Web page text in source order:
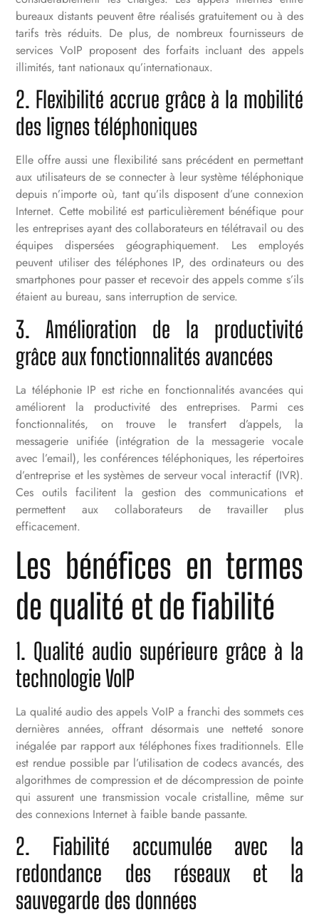
bureaux distants peuvent être réalisés gratuitement ou à des
tarifs très réduits. De plus, de nombreux fournisseurs de
services VoIP proposent des forfaits incluant des appels
illimités, tant nationaux qu’internationaux.
2. Flexibilité accrue grâce à la mobilité
des lignes téléphoniques
Elle offre aussi une flexibilité sans précédent en permettant
aux utilisateurs de se connecter à leur système téléphonique
depuis n’importe où, tant qu’ils disposent d’une connexion
Internet. Cette mobilité est particulièrement bénéfique pour
les entreprises ayant des collaborateurs en télétravail ou des
équipes dispersées géographiquement. Les employés
peuvent utiliser des téléphones IP, des ordinateurs ou des
smartphones pour passer et recevoir des appels comme s’ils
étaient au bureau, sans interruption de service.
3. Amélioration de la productivité
grâce aux fonctionnalités avancées
La téléphonie IP est riche en fonctionnalités avancées qui
améliorent la productivité des entreprises. Parmi ces
fonctionnalités, on trouve le transfert d’appels, la
messagerie unifiée (intégration de la messagerie vocale
avec l’email), les conférences téléphoniques, les répertoires
d’entreprise et les systèmes de serveur vocal interactif (IVR).
Ces outils facilitent la gestion des communications et
permettent aux collaborateurs de travailler plus
efficacement.
Les bénéfices en termes
de qualité et de fiabilité
1. Qualité audio supérieure grâce à la
technologie VoIP
La qualité audio des appels VoIP a franchi des sommets ces
dernières années, offrant désormais une netteté sonore
inégalée par rapport aux téléphones fixes traditionnels. Elle
est rendue possible par l’utilisation de codecs avancés, des
algorithmes de compression et de décompression de pointe
qui assurent une transmission vocale cristalline, même sur
des connexions Internet à faible bande passante.
2. Fiabilité accumulée avec la
redondance des réseaux et la
sauvegarde des données